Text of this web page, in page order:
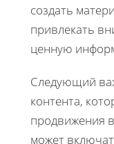
создать
привлекать
ценную
Следующий
контента,
продвижения
может